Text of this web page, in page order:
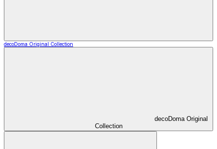
decoDoma Original Collection
decoDoma Original
Collection